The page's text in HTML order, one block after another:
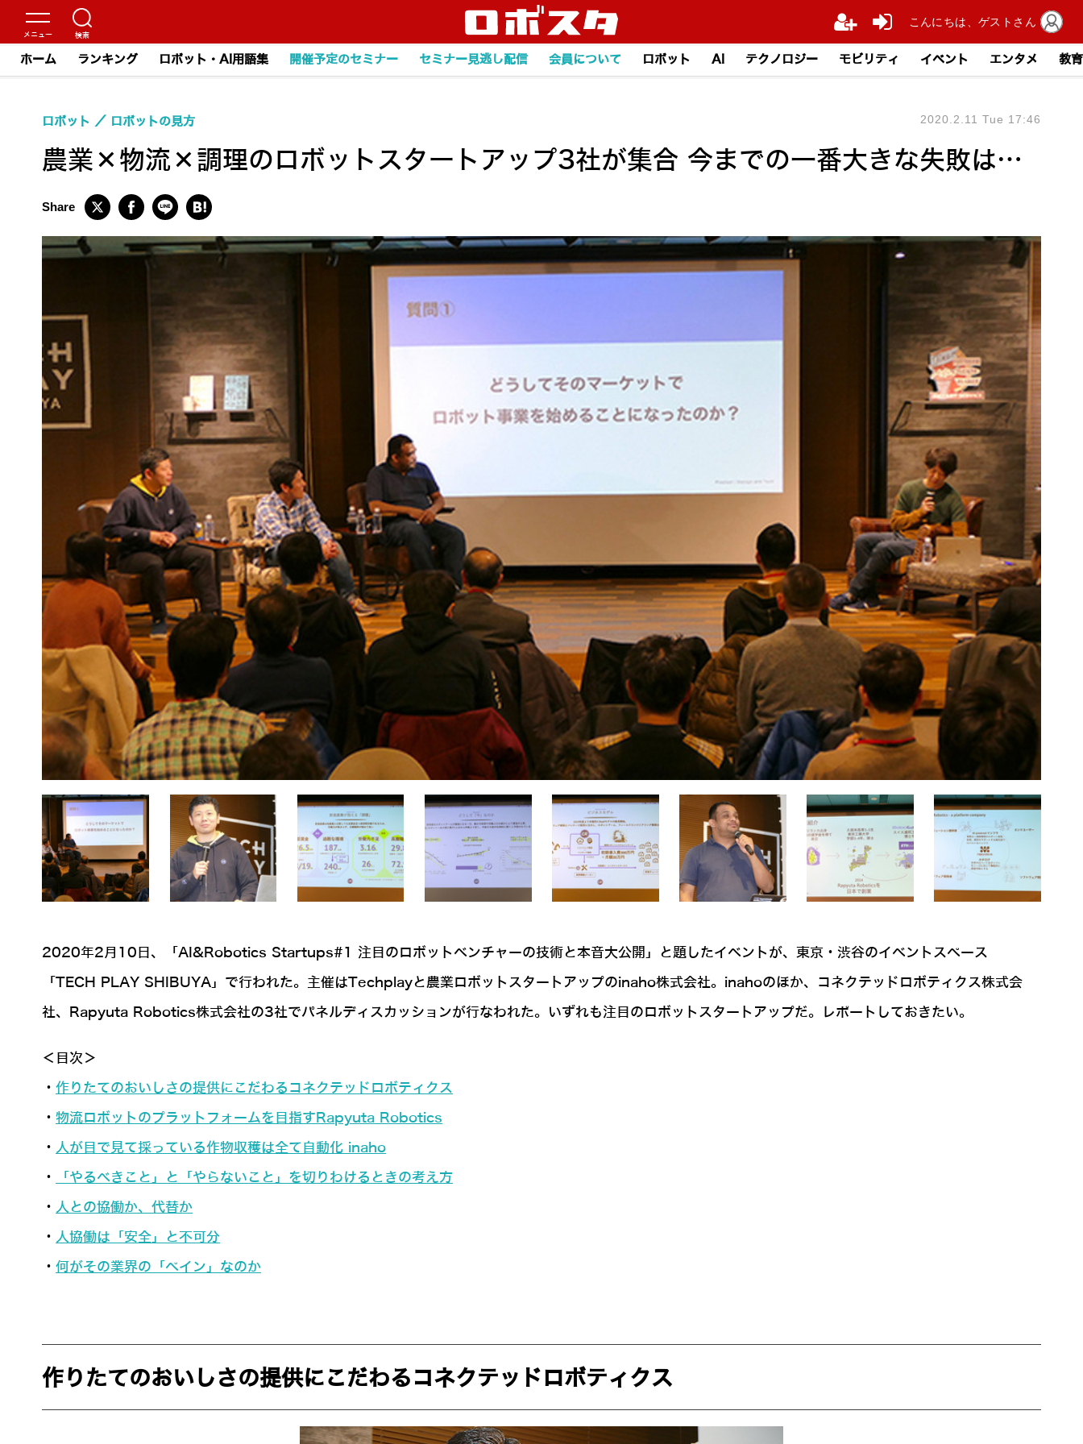
ホーム ランキング ロボット・AI用語集 開催予定のセミナー セミナー見逃し配信 会員について ロボット AI テクノロジー モビリティ イベント エンタメ 教育
農業×物流×調理のロボットスタートアップ3社が集合 今までの一番大きな失敗は…
ロボット ロボットの見方 2020.2.11 Tue 17:46
2020年2月10日、「AI&Robotics Startups#1 注目のロボットベンチャーの技術と本音大公開」と題したイベントが、東京・渋谷のイベントスペース
「TECH PLAY SHIBUYA」で行われた。主催はTechplayと農業ロボットスタートアップのinaho株式会社。inahoのほか、コネクテッドロボティクス株式会
社、Rapyuta Robotics株式会社の3社でパネルディスカッションが行なわれた。いずれも注目のロボットスタートアップだ。レポートしておきたい。
＜目次＞
・ 作りたてのおいしさの提供にこだわるコネクテッドロボティクス
・ 物流ロボットのプラットフォームを目指すRapyuta Robotics
・ 人が目で見て採っている作物収穫は全て自動化 inaho
・
「やるべきこと」と「やらないこと」を切りわけるときの考え方
・ 人との協働か、代替か
・ 人協働は「安全」と不可分
・ 何がその業界の「ペイン」なのか
作りたてのおいしさの提供にこだわるコネクテッドロボティクス
こんにちは、ゲストさん